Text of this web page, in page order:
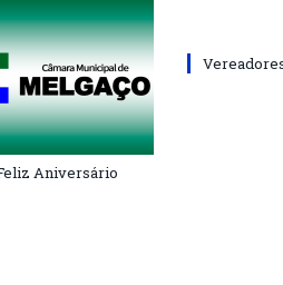
Aniversário